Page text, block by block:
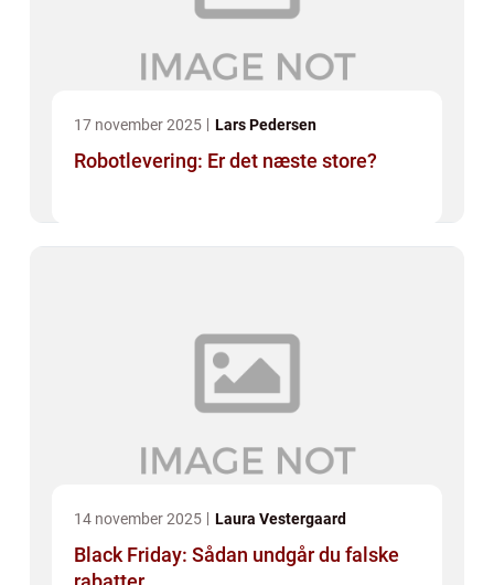
17 november 2025 Lars Pedersen
Robotlevering: Er det næste store?
14 november 2025 Laura Vestergaard
Black Friday: Sådan undgår du falske